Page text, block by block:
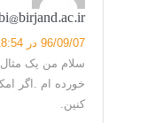
96/09/07 در 18:54
سلام من یک مثال
خورده ام .اگر
کنین.